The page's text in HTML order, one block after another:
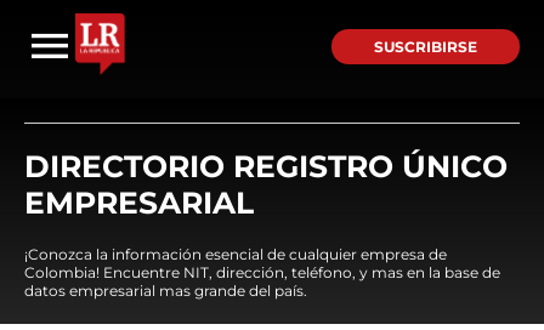
SUSCRIBIRSE
DIRECTORIO REGISTRO ÚNICO
EMPRESARIAL
¡Conozca la información esencial de cualquier empresa de
Colombia! Encuentre NIT, dirección, teléfono, y mas en la base de
datos empresarial mas grande del país.